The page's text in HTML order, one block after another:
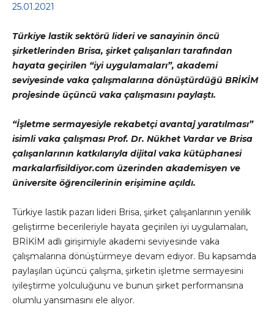
25.01.2021
Türkiye lastik sektörü lideri ve sanayinin öncü
şirketlerinden Brisa, şirket çalışanları tarafından
hayata geçirilen “iyi uygulamaları”, akademi
seviyesinde vaka çalışmalarına dönüştürdüğü BRİKİM
projesinde üçüncü vaka çalışmasını paylaştı.
“İşletme sermayesiyle rekabetçi avantaj yaratılması”
isimli vaka çalışması Prof. Dr. Nükhet Vardar ve Brisa
çalışanlarının katkılarıyla dijital vaka kütüphanesi
markalarfisildiyor.com üzerinden akademisyen ve
üniversite öğrencilerinin erişimine açıldı.
Türkiye lastik pazarı lideri Brisa, şirket çalışanlarının yenilik
geliştirme becerileriyle hayata geçirilen iyi uygulamaları,
BRİKİM adlı girişimiyle akademi seviyesinde vaka
çalışmalarına dönüştürmeye devam ediyor. Bu kapsamda
paylaşılan üçüncü çalışma, şirketin işletme sermayesini
iyileştirme yolculuğunu ve bunun şirket performansına
olumlu yansımasını ele alıyor.